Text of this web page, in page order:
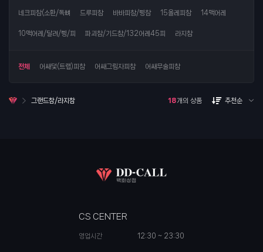
네크피참(소환/독뼈 드루피참 바바피참/삥참 15올레피참 14맥어레
10맥어레/달려/삥/피 파괴참/기드참/132어레45피 라지참
전체 어쌔덫(트랩)피참 어쌔그림자피참 어쌔무술피참
그랜드참/라지참 18개의 상품 추천순
CS CENTER
영업시간 12:30 ~ 23:30